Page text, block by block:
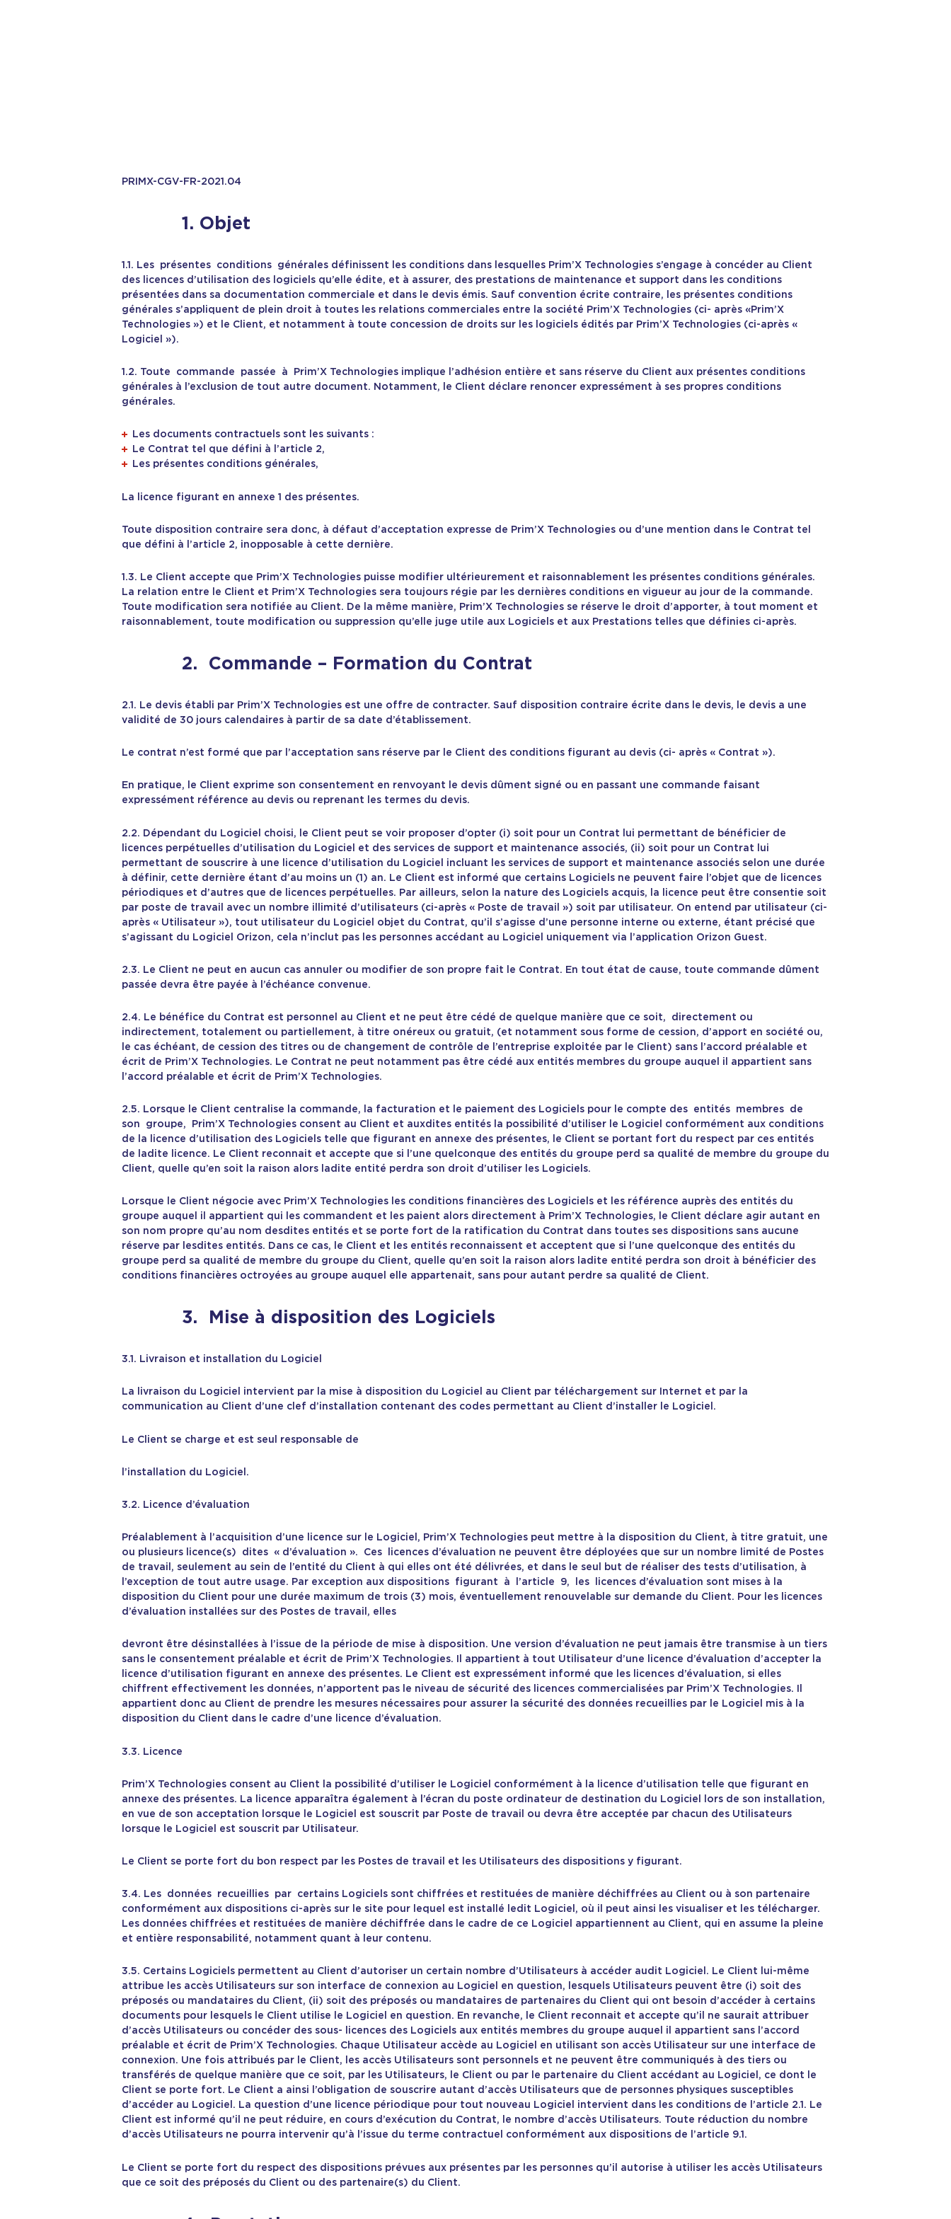
PRIMX-CGV-FR-2021.04
1. Objet
1.1. Les présentes conditions générales définissent les conditions dans lesquelles Prim’X Technologies s’engage à concéder au Client
des licences d’utilisation des logiciels qu’elle édite, et à assurer, des prestations de maintenance et support dans les conditions
présentées dans sa documentation commerciale et dans le devis émis. Sauf convention écrite contraire, les présentes conditions
générales s’appliquent de plein droit à toutes les relations commerciales entre la société Prim’X Technologies (ci- après «Prim’X
Technologies ») et le Client, et notamment à toute concession de droits sur les logiciels édités par Prim’X Technologies (ci-après «
Logiciel »).
1.2. Toute commande passée à Prim’X Technologies implique l’adhésion entière et sans réserve du Client aux présentes conditions
générales à l’exclusion de tout autre document. Notamment, le Client déclare renoncer expressément à ses propres conditions
générales.
Les documents contractuels sont les suivants :
Le Contrat tel que défini à l’article 2,
Les présentes conditions générales,
La licence figurant en annexe 1 des présentes.
Toute disposition contraire sera donc, à défaut d’acceptation expresse de Prim’X Technologies ou d’une mention dans le Contrat tel
que défini à l’article 2, inopposable à cette dernière.
1.3. Le Client accepte que Prim’X Technologies puisse modifier ultérieurement et raisonnablement les présentes conditions générales.
La relation entre le Client et Prim’X Technologies sera toujours régie par les dernières conditions en vigueur au jour de la commande.
Toute modification sera notifiée au Client. De la même manière, Prim’X Technologies se réserve le droit d’apporter, à tout moment et
raisonnablement, toute modification ou suppression qu’elle juge utile aux Logiciels et aux Prestations telles que définies ci-après.
2. Commande – Formation du Contrat
2.1. Le devis établi par Prim’X Technologies est une offre de contracter. Sauf disposition contraire écrite dans le devis, le devis a une
validité de 30 jours calendaires à partir de sa date d’établissement.
Le contrat n’est formé que par l’acceptation sans réserve par le Client des conditions figurant au devis (ci- après « Contrat »).
En pratique, le Client exprime son consentement en renvoyant le devis dûment signé ou en passant une commande faisant
expressément référence au devis ou reprenant les termes du devis.
2.2. Dépendant du Logiciel choisi, le Client peut se voir proposer d’opter (i) soit pour un Contrat lui permettant de bénéficier de
licences perpétuelles d’utilisation du Logiciel et des services de support et maintenance associés, (ii) soit pour un Contrat lui
permettant de souscrire à une licence d’utilisation du Logiciel incluant les services de support et maintenance associés selon une durée
à définir, cette dernière étant d’au moins un (1) an. Le Client est informé que certains Logiciels ne peuvent faire l’objet que de licences
périodiques et d’autres que de licences perpétuelles. Par ailleurs, selon la nature des Logiciels acquis, la licence peut être consentie soit
par poste de travail avec un nombre illimité d’utilisateurs (ci-après « Poste de travail ») soit par utilisateur. On entend par utilisateur (ci-
après « Utilisateur »), tout utilisateur du Logiciel objet du Contrat, qu’il s’agisse d’une personne interne ou externe, étant précisé que
s’agissant du Logiciel Orizon, cela n’inclut pas les personnes accédant au Logiciel uniquement via l’application Orizon Guest.
2.3. Le Client ne peut en aucun cas annuler ou modifier de son propre fait le Contrat. En tout état de cause, toute commande dûment
passée devra être payée à l’échéance convenue.
2.4. Le bénéfice du Contrat est personnel au Client et ne peut être cédé de quelque manière que ce soit, directement ou
indirectement, totalement ou partiellement, à titre onéreux ou gratuit, (et notamment sous forme de cession, d’apport en société ou,
le cas échéant, de cession des titres ou de changement de contrôle de l’entreprise exploitée par le Client) sans l’accord préalable et
écrit de Prim’X Technologies. Le Contrat ne peut notamment pas être cédé aux entités membres du groupe auquel il appartient sans
l’accord préalable et écrit de Prim’X Technologies.
2.5. Lorsque le Client centralise la commande, la facturation et le paiement des Logiciels pour le compte des entités membres de
son groupe, Prim’X Technologies consent au Client et auxdites entités la possibilité d’utiliser le Logiciel conformément aux conditions
de la licence d’utilisation des Logiciels telle que figurant en annexe des présentes, le Client se portant fort du respect par ces entités
de ladite licence. Le Client reconnait et accepte que si l’une quelconque des entités du groupe perd sa qualité de membre du groupe du
Client, quelle qu’en soit la raison alors ladite entité perdra son droit d’utiliser les Logiciels.
Lorsque le Client négocie avec Prim’X Technologies les conditions financières des Logiciels et les référence auprès des entités du
groupe auquel il appartient qui les commandent et les paient alors directement à Prim’X Technologies, le Client déclare agir autant en
son nom propre qu’au nom desdites entités et se porte fort de la ratification du Contrat dans toutes ses dispositions sans aucune
réserve par lesdites entités. Dans ce cas, le Client et les entités reconnaissent et acceptent que si l’une quelconque des entités du
groupe perd sa qualité de membre du groupe du Client, quelle qu’en soit la raison alors ladite entité perdra son droit à bénéficier des
conditions financières octroyées au groupe auquel elle appartenait, sans pour autant perdre sa qualité de Client.
3. Mise à disposition des Logiciels
3.1. Livraison et installation du Logiciel
La livraison du Logiciel intervient par la mise à disposition du Logiciel au Client par téléchargement sur Internet et par la
communication au Client d’une clef d’installation contenant des codes permettant au Client d’installer le Logiciel.
Le Client se charge et est seul responsable de
l’installation du Logiciel.
3.2. Licence d’évaluation
Préalablement à l’acquisition d’une licence sur le Logiciel, Prim’X Technologies peut mettre à la disposition du Client, à titre gratuit, une
ou plusieurs licence(s) dites « d’évaluation ». Ces licences d’évaluation ne peuvent être déployées que sur un nombre limité de Postes
de travail, seulement au sein de l’entité du Client à qui elles ont été délivrées, et dans le seul but de réaliser des tests d’utilisation, à
l’exception de tout autre usage. Par exception aux dispositions figurant à l’article 9, les licences d’évaluation sont mises à la
disposition du Client pour une durée maximum de trois (3) mois, éventuellement renouvelable sur demande du Client. Pour les licences
d’évaluation installées sur des Postes de travail, elles
devront être désinstallées à l’issue de la période de mise à disposition. Une version d’évaluation ne peut jamais être transmise à un tiers
sans le consentement préalable et écrit de Prim’X Technologies. Il appartient à tout Utilisateur d’une licence d’évaluation d’accepter la
licence d’utilisation figurant en annexe des présentes. Le Client est expressément informé que les licences d’évaluation, si elles
chiffrent effectivement les données, n’apportent pas le niveau de sécurité des licences commercialisées par Prim’X Technologies. Il
appartient donc au Client de prendre les mesures nécessaires pour assurer la sécurité des données recueillies par le Logiciel mis à la
disposition du Client dans le cadre d’une licence d’évaluation.
3.3. Licence
Prim’X Technologies consent au Client la possibilité d’utiliser le Logiciel conformément à la licence d’utilisation telle que figurant en
annexe des présentes. La licence apparaîtra également à l’écran du poste ordinateur de destination du Logiciel lors de son installation,
en vue de son acceptation lorsque le Logiciel est souscrit par Poste de travail ou devra être acceptée par chacun des Utilisateurs
lorsque le Logiciel est souscrit par Utilisateur.
Le Client se porte fort du bon respect par les Postes de travail et les Utilisateurs des dispositions y figurant.
3.4. Les données recueillies par certains Logiciels sont chiffrées et restituées de manière déchiffrées au Client ou à son partenaire
conformément aux dispositions ci-après sur le site pour lequel est installé ledit Logiciel, où il peut ainsi les visualiser et les télécharger.
Les données chiffrées et restituées de manière déchiffrée dans le cadre de ce Logiciel appartiennent au Client, qui en assume la pleine
et entière responsabilité, notamment quant à leur contenu.
3.5. Certains Logiciels permettent au Client d’autoriser un certain nombre d’Utilisateurs à accéder audit Logiciel. Le Client lui-même
attribue les accès Utilisateurs sur son interface de connexion au Logiciel en question, lesquels Utilisateurs peuvent être (i) soit des
préposés ou mandataires du Client, (ii) soit des préposés ou mandataires de partenaires du Client qui ont besoin d’accéder à certains
documents pour lesquels le Client utilise le Logiciel en question. En revanche, le Client reconnait et accepte qu’il ne saurait attribuer
d’accès Utilisateurs ou concéder des sous- licences des Logiciels aux entités membres du groupe auquel il appartient sans l’accord
préalable et écrit de Prim’X Technologies. Chaque Utilisateur accède au Logiciel en utilisant son accès Utilisateur sur une interface de
connexion. Une fois attribués par le Client, les accès Utilisateurs sont personnels et ne peuvent être communiqués à des tiers ou
transférés de quelque manière que ce soit, par les Utilisateurs, le Client ou par le partenaire du Client accédant au Logiciel, ce dont le
Client se porte fort. Le Client a ainsi l’obligation de souscrire autant d’accès Utilisateurs que de personnes physiques susceptibles
d’accéder au Logiciel. La question d’une licence périodique pour tout nouveau Logiciel intervient dans les conditions de l’article 2.1. Le
Client est informé qu’il ne peut réduire, en cours d’exécution du Contrat, le nombre d’accès Utilisateurs. Toute réduction du nombre
d’accès Utilisateurs ne pourra intervenir qu’à l’issue du terme contractuel conformément aux dispositions de l’article 9.1.
Le Client se porte fort du respect des dispositions prévues aux présentes par les personnes qu’il autorise à utiliser les accès Utilisateurs
que ce soit des préposés du Client ou des partenaire(s) du Client.